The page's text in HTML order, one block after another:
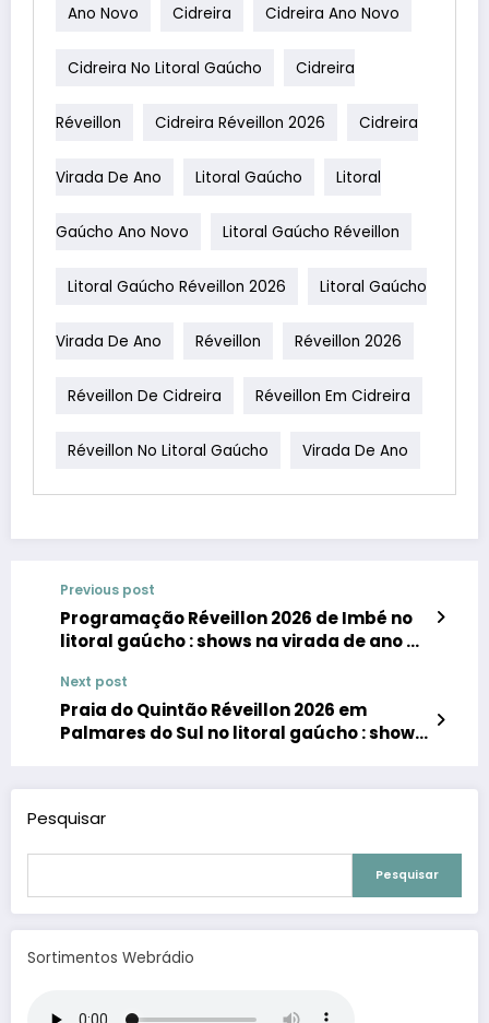
Ano Novo Cidreira Cidreira Ano Novo
Cidreira No Litoral Gaúcho Cidreira
Réveillon Cidreira Réveillon 2026 Cidreira
Virada De Ano Litoral Gaúcho Litoral
Gaúcho Ano Novo Litoral Gaúcho Réveillon
Litoral Gaúcho Réveillon 2026 Litoral Gaúcho
Virada De Ano Réveillon Réveillon 2026
Réveillon De Cidreira Réveillon Em Cidreira
Réveillon No Litoral Gaúcho Virada De Ano
Previous post
Programação Réveillon 2026 de Imbé no
litoral gaúcho : shows na virada de ano no
Next post
Praia do Quintão Réveillon 2026 em
Palmares do Sul no litoral gaúcho : shows
Pesquisar
Pesquisar
Sortimentos Webrádio